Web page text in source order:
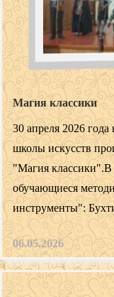
Магия классики
30 апреля 2026
школы искусств
"Магия классики".В
обучающиеся
инструменты":
06.05.2026